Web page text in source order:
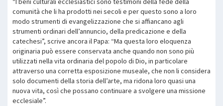
comunità che li ha prodotti nei secoli e per questo sono a loro
modo strumenti di evangelizzazione che si affiancano agli
strumenti ordinari dell’annuncio, della predicazione e della
catechesi”, scrive ancora il Papa: “Ma questa loro eloquenza
originaria può essere conservata anche quando non sono più
utilizzati nella vita ordinaria del popolo di Dio, in particolare
attraverso una corretta esposizione museale, che non li considera
solo documenti della storia dell’arte, ma ridona loro quasi una
nuova vita, così che possano continuare a svolgere una missione
ecclesiale”.